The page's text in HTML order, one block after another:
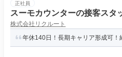
正社員
スーモカウンターの接客スタ
株式会社リクルート
年休140日！長期キャリア形成可！